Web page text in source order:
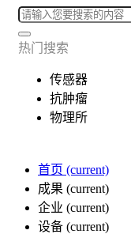
热门搜索
传感器
抗肿瘤
物理所
首页 (current)
成果 (current)
企业 (current)
设备 (current)